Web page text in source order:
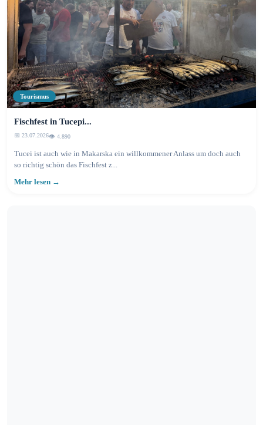
Tourismus
Fischfest in Tucepi...
📅 23.07.2026👁️ 4.891
Tucei ist auch wie in Makarska ein willkommener Anlass um doch auch
so richtig schön das Fischfest z...
Mehr lesen →